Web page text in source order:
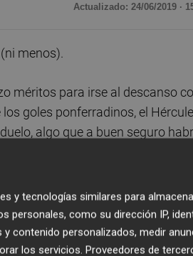
Actualizado: 24/06/2019 ·
menos).
méritos para irse al descanso
goles ponferradinos, el
algo que a buen seguro
que ya sabía lo que es marcarle
el duelo por adelantado y,
a doble partido en los que el
no ha sido protagonista de
y tecnologías similares para
personales, como su dirección IP,
contenido personalizados, medir
los servicios. Proveedores de